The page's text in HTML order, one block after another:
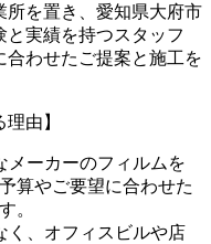
所を置き、愛知県大府市
実績を持つスタッフ
合わせたご提案と施工を
由】
メーカーのフィルムを
算やご要望に合わせた
。
く、オフィスビルや店